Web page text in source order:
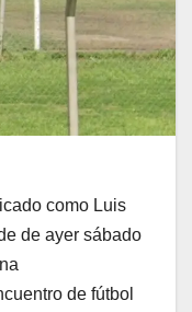
como Luis
de ayer sábado
de fútbol